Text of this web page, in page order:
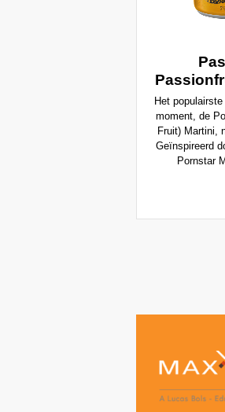
Het
moment, de
Fruit) Martini,
Geïnspireerd
Pornstar
een scheutje
sprankelend
specifieke